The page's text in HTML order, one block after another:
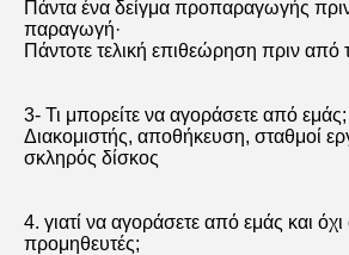
Πάντα ένα δείγμα προπαραγωγής
παραγωγή·
Πάντοτε τελική επιθεώρηση πριν από
3- Τι μπορείτε να αγοράσετε από εμάς;
Διακομιστής, αποθήκευση, σταθμοί
σκληρός δίσκος
4. γιατί να αγοράσετε από εμάς και
προμηθευτές;